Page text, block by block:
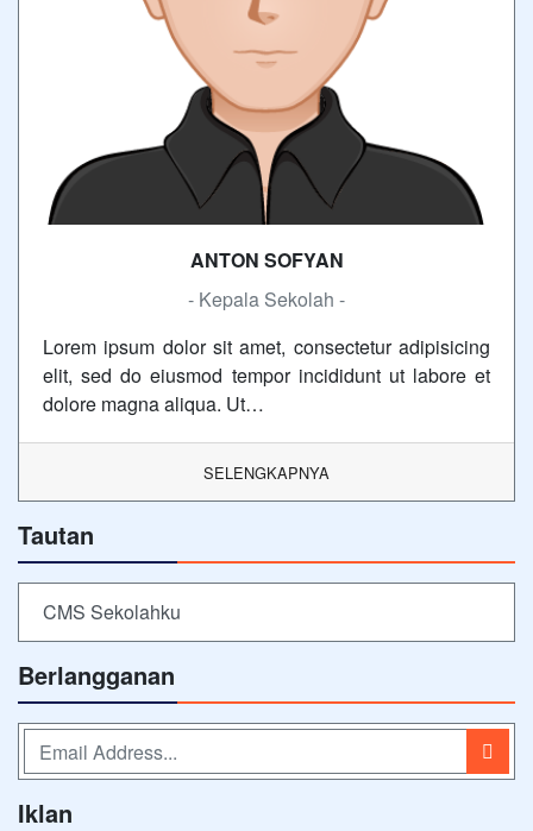
ANTON SOFYAN
- Kepala Sekolah -
Lorem ipsum dolor sit amet, consectetur adipisicing
elit, sed do eiusmod tempor incididunt ut labore et
dolore magna aliqua. Ut…
SELENGKAPNYA
Tautan
CMS Sekolahku
Berlangganan
Iklan